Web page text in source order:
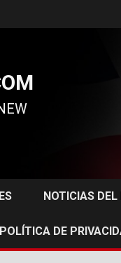
NOTICIAS DEL
POLÍTICA DE